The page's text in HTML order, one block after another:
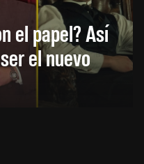
el papel? Así
el nuevo